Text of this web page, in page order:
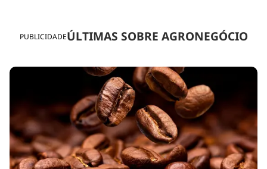
PUBLICIDADEÚLTIMAS SOBRE AGRONEGÓCIO